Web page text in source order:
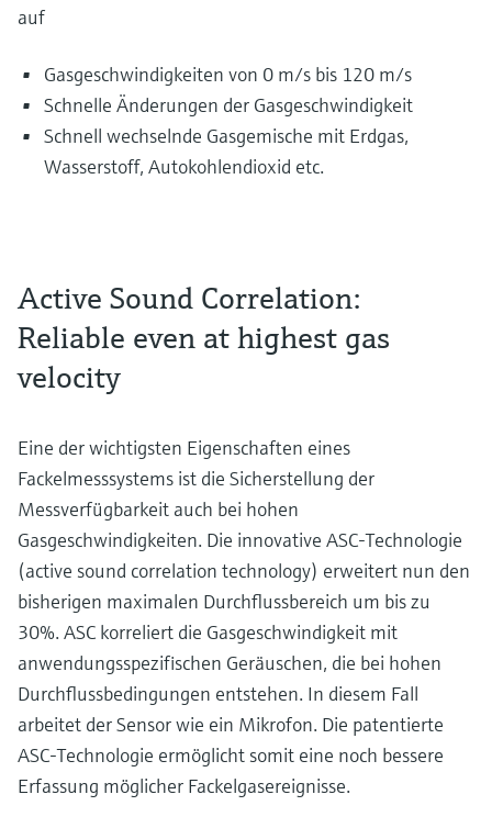
auf
Gasgeschwindigkeiten von 0 m/s bis 120 m/s
Schnelle Änderungen der Gasgeschwindigkeit
Schnell wechselnde Gasgemische mit Erdgas,
Wasserstoff, Autokohlendioxid etc.
Active Sound Correlation:
Reliable even at highest gas
velocity
Eine der wichtigsten Eigenschaften eines
Fackelmesssystems ist die Sicherstellung der
Messverfügbarkeit auch bei hohen
Gasgeschwindigkeiten. Die innovative ASC-Technologie
(active sound correlation technology) erweitert nun den
bisherigen maximalen Durchflussbereich um bis zu
30%. ASC korreliert die Gasgeschwindigkeit mit
anwendungsspezifischen Geräuschen, die bei hohen
Durchflussbedingungen entstehen. In diesem Fall
arbeitet der Sensor wie ein Mikrofon. Die patentierte
ASC-Technologie ermöglicht somit eine noch bessere
Erfassung möglicher Fackelgasereignisse.